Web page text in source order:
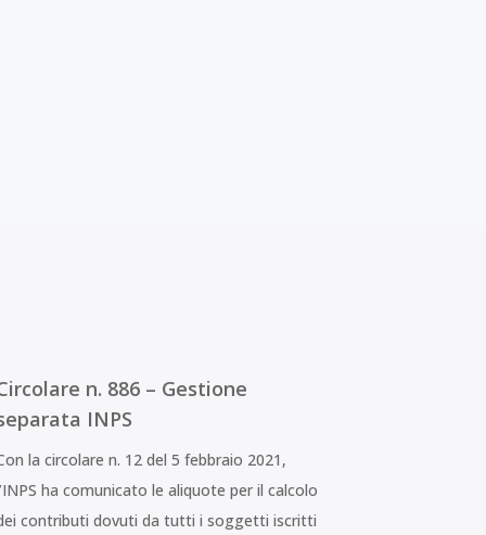
n. 886 – Gestione
INPS
la circolare n. 12 del 5 febbraio 2021,
ha comunicato le aliquote per il calcolo
contributi dovuti da tutti i soggetti iscritti